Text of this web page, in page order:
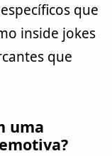
que
inside jokes
que
uma